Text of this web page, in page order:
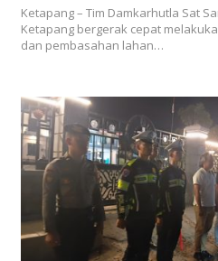
Ketapang – Tim Damkarhutla Sat
Ketapang bergerak cepat
dan pembasahan lahan…